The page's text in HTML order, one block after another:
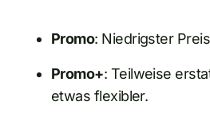
Promo: Niedrigster
Promo+: Teilweise
etwas flexibler.